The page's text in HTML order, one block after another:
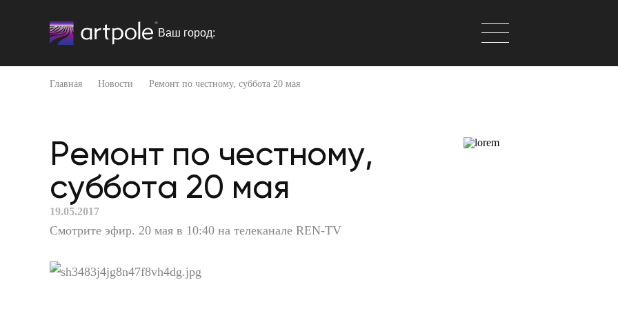
Ваш город:
Главная Новости Ремонт по честному, суббота 20 мая
Ремонт по честному,
суббота 20 мая
19.05.2017
Смотрите эфир. 20 мая в 10:40 на телеканале REN-TV